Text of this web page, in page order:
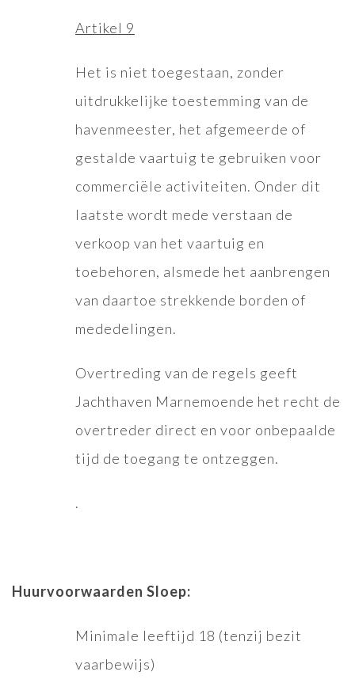
Artikel 9
Het is niet toegestaan, zonder
uitdrukkelijke toestemming van de
havenmeester, het afgemeerde of
gestalde vaartuig te gebruiken voor
commerciële activiteiten. Onder dit
laatste wordt mede verstaan de
verkoop van het vaartuig en
toebehoren, alsmede het aanbrengen
van daartoe strekkende borden of
mededelingen.
Overtreding van de regels geeft
Jachthaven Marnemoende het recht de
overtreder direct en voor onbepaalde
tijd de toegang te ontzeggen.
.
Huurvoorwaarden Sloep:
Minimale leeftijd 18 (tenzij bezit
vaarbewijs)